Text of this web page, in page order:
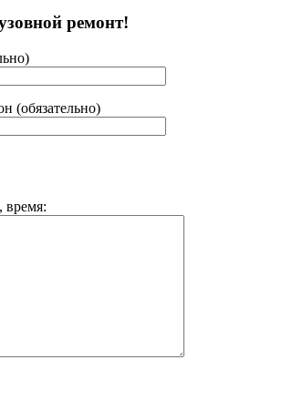
ремонт!
(обязательно)
время: